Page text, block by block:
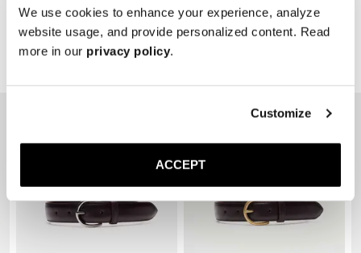
We use cookies to enhance your experience, analyze
website usage, and provide personalized content. Read
more in our privacy policy.
Customize
ACCEPT